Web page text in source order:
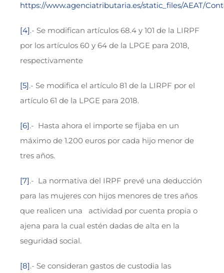
https://www.agenciatributaria.es/static_files/AEAT/
[4].- Se modifican artículos 68.4 y 101 de la LIRPF
por los artículos 60 y 64 de la LPGE para 2018,
respectivamente
[5].- Se modifica el artículo 81 de la LIRPF por el
artículo 61 de la LPGE para 2018.
[6].- Hasta ahora el importe se fijaba en un
máximo de 1.200 euros por cada hijo menor de
tres años.
[7].- La normativa del IRPF prevé una deducción
para las mujeres con hijos menores de tres años
que realicen una actividad por cuenta propia o
ajena para la cual estén dadas de alta en la
seguridad social.
[8].- Se consideran gastos de custodia las